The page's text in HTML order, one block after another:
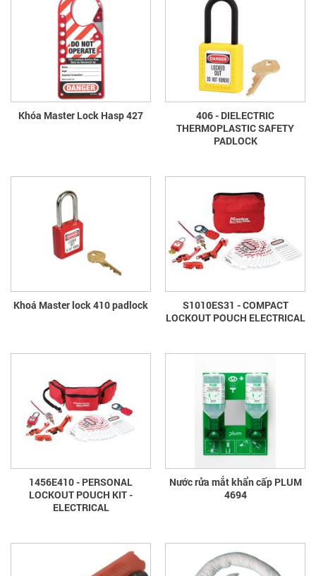
Khóa Master Lock Hasp 427
406 - DIELECTRIC
THERMOPLASTIC SAFETY
PADLOCK
Khoá Master lock 410 padlock
S1010ES31 - COMPACT
LOCKOUT POUCH ELECTRICAL
1456E410 - PERSONAL
LOCKOUT POUCH KIT -
ELECTRICAL
Nước rửa mắt khẩn cấp PLUM
4694